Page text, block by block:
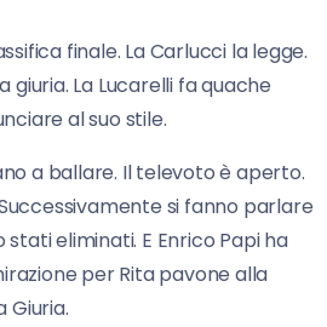
finale. La Carlucci la legge.
giuria. La Lucarelli fa quache
al suo stile.
a ballare. Il televoto è aperto.
si fanno parlare
eliminati. E Enrico Papi ha
per Rita pavone alla
Giuria.